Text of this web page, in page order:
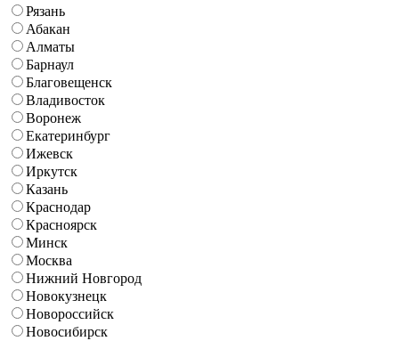
Рязань
Абакан
Алматы
Барнаул
Благовещенск
Владивосток
Воронеж
Екатеринбург
Ижевск
Иркутск
Казань
Краснодар
Красноярск
Минск
Москва
Нижний Новгород
Новокузнецк
Новороссийск
Новосибирск